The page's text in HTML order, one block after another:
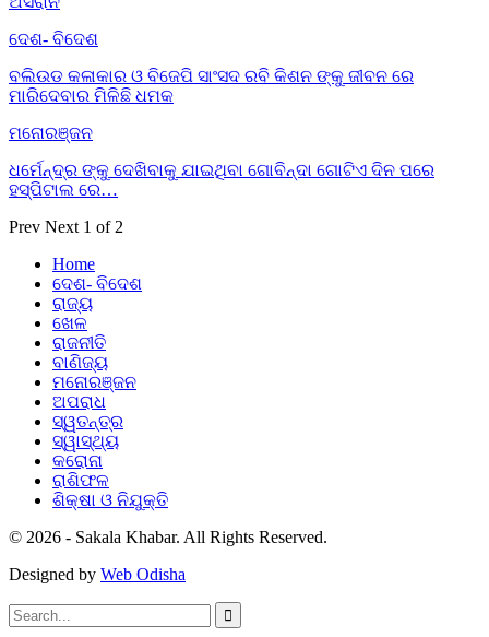
ଦେଶ- ବିଦେଶ
ବଲିଉଡ କଳାକାର ଓ ବିଜେପି ସାଂସଦ ରବି କିଶନ ଙ୍କୁ ଜୀବନ ରେ
ମାରିଦେବାର ମିଳିଛି ଧମକ
ମନୋରଞ୍ଜନ
ଧର୍ମେନ୍ଦ୍ର ଙ୍କୁ ଦେଖିବାକୁ ଯାଇଥିବା ଗୋବିନ୍ଦା ଗୋଟିଏ ଦିନ ପରେ
ହସ୍ପିଟାଲ ରେ…
Prev Next 1 of 2
Home
ଦେଶ- ବିଦେଶ
ରାଜ୍ୟ
ଖେଳ
ରାଜନୀତି
ବାଣିଜ୍ୟ
ମନୋରଞ୍ଜନ
ଅପରାଧ
ସ୍ୱତନ୍ତ୍ର
ସ୍ୱାସ୍ଥ୍ୟ
କରୋନା
ରାଶିଫଳ
ଶିକ୍ଷା ଓ ନିଯୁକ୍ତି
© 2026 - Sakala Khabar. All Rights Reserved.
Designed by Web Odisha